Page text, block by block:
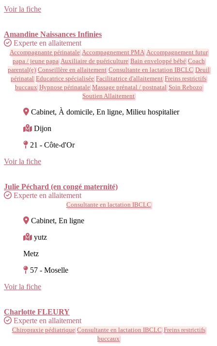
Voir la fiche
Amandine Naissances Infinies
Experte en allaitement
Accompagnante périnatale Accompagnement PMA Accompagnement futur
papa / jeune papa Auxiliaire de puériculture Bain enveloppé bébé Coach
parental(e) Conseillère en allaitement Consultante en lactation IBCLC Deuil
périnatal Educatrice spécialisée Facilitatrice d'allaitement Freins restrictifs
buccaux Hypnose périnatale Massage prénatal / postnatal Soin Rebozo
Soutien Allaitement
Cabinet, À domicile, En ligne, Milieu hospitalier
Dijon
21 - Côte-d'Or
Voir la fiche
Julie Péchard (en congé maternité)
Experte en allaitement
Consultante en lactation IBCLC
Cabinet, En ligne
yutz
Metz
57 - Moselle
Voir la fiche
Charlotte FLEURY
Experte en allaitement
Chiropraxie pédiatrique Consultante en lactation IBCLC Freins restrictifs
buccaux